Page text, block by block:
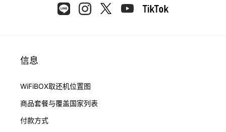
信息
WiFiBOX取还机位置图
商品套餐与覆盖国家列表
付款方式